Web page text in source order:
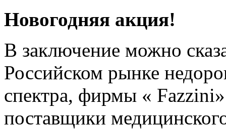
Новогодняя акция!
В заключение можно
Российском рынке
спектра, фирмы «
поставщики